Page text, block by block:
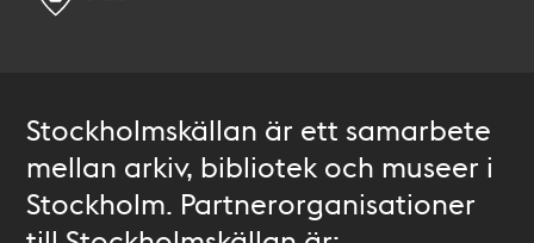
Stockholmskällan är ett samarbete
mellan arkiv, bibliotek och museer i
Stockholm. Partnerorganisationer